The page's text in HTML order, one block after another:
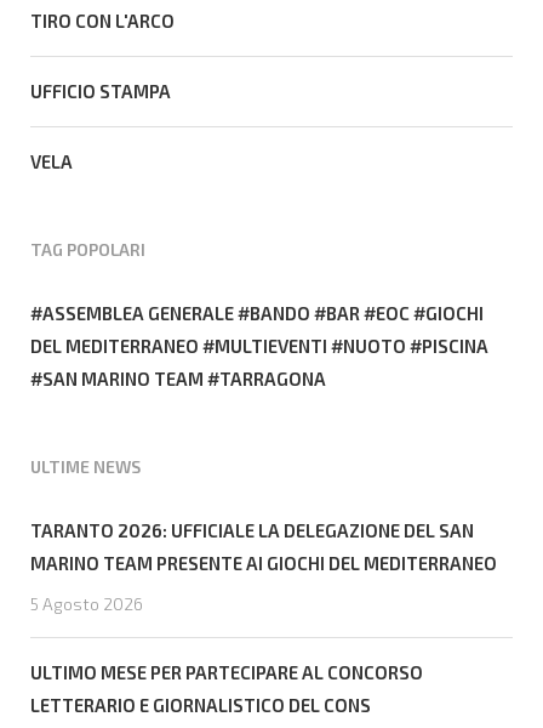
TIRO CON L'ARCO
UFFICIO STAMPA
VELA
TAG POPOLARI
ASSEMBLEA GENERALE BANDO BAR EOC
GIOCHI
DEL MEDITERRANEO
MULTIEVENTI NUOTO
PISCINA
SAN MARINO TEAM
TARRAGONA
ULTIME NEWS
TARANTO 2026: UFFICIALE LA DELEGAZIONE DEL SAN
MARINO TEAM PRESENTE AI GIOCHI DEL MEDITERRANEO
5 Agosto 2026
ULTIMO MESE PER PARTECIPARE AL CONCORSO
LETTERARIO E GIORNALISTICO DEL CONS